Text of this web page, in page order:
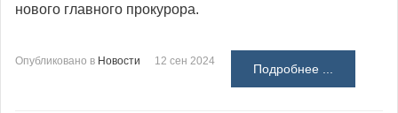
нового главного прокурора.
Опубликовано в Новости 12 сен 2024
Подробнее ...